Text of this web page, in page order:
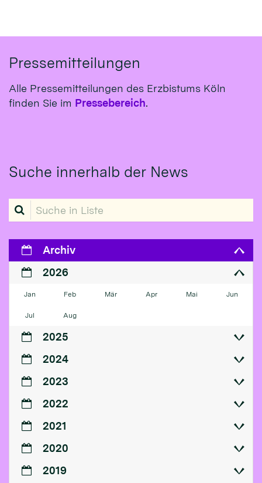
Pressemitteilungen
Alle Pressemitteilungen des Erzbistums Köln
finden Sie im Pressebereich.
Suche innerhalb der News
Suche in Liste
Archiv
2026
Jan Feb Mär Apr Mai Jun
Jul Aug
2025
2024
2023
2022
2021
2020
2019